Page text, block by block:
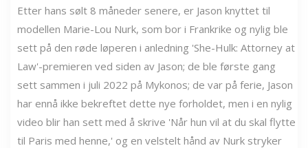
Etter hans sølt 8 måneder senere, er Jason knyttet til
modellen Marie-Lou Nurk, som bor i Frankrike og nylig ble
sett på den røde løperen i anledning 'She-Hulk: Attorney at
Law'-premieren ved siden av Jason; de ble første gang
sett sammen i juli 2022 på Mykonos; de var på ferie, Jason
har ennå ikke bekreftet dette nye forholdet, men i en nylig
video blir han sett med å skrive 'Når hun vil at du skal flytte
til Paris med henne,' og en velstelt hånd av Nurk stryker